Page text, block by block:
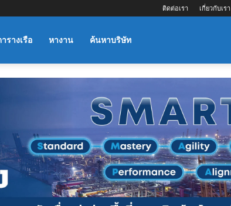
ติดต่อเรา เกี่ยวกับเรา
รางเรือ หางาน ค้นหาบริษัท